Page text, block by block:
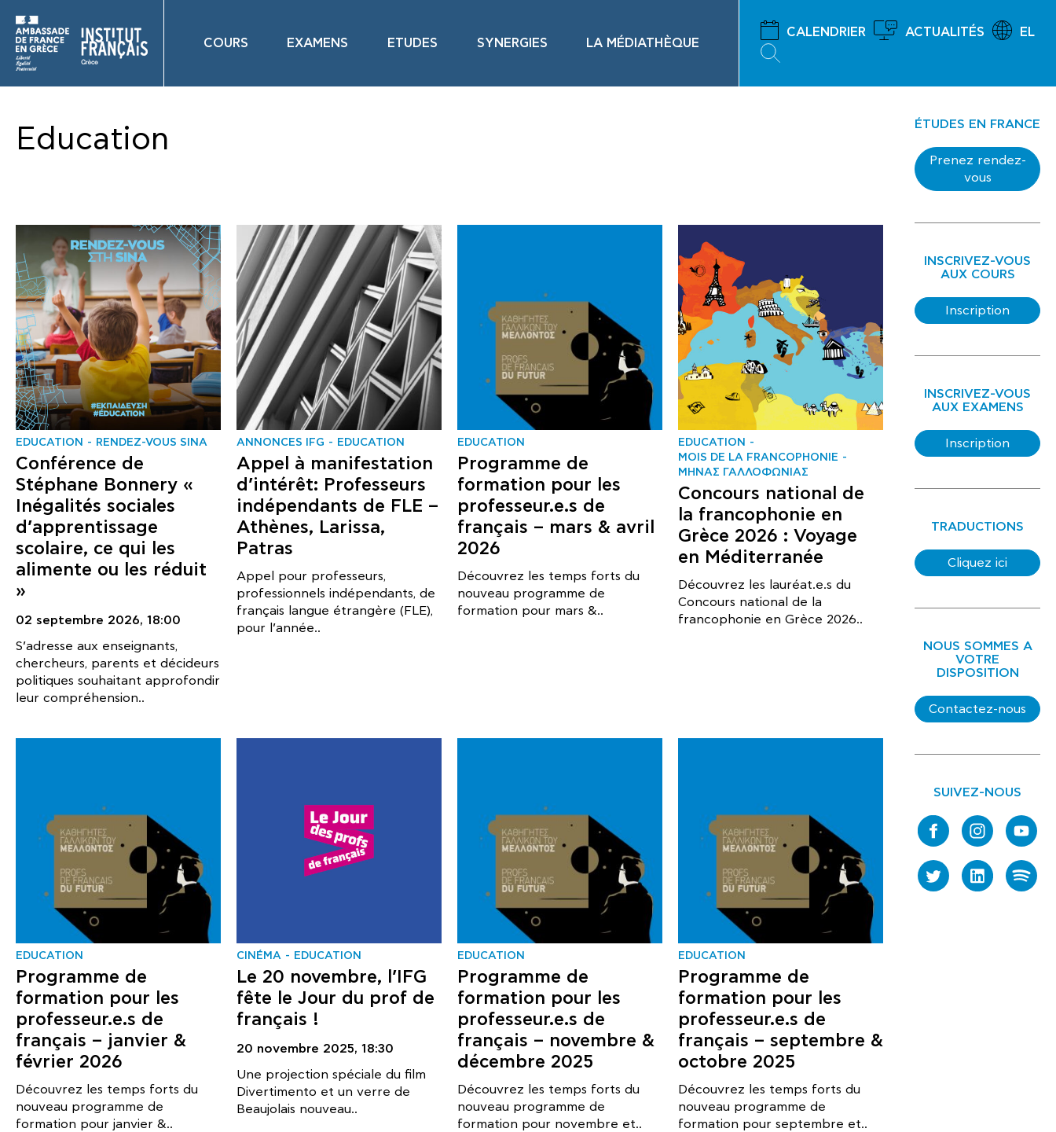
COURS EXAMENS ETUDES SYNERGIES LA MÉDIATHÈQUE
CALENDRIER ACTUALITÉS EL
Education
EDUCATION RENDEZ-VOUS SINA
Conférence de
Stéphane Bonnery «
Inégalités sociales
d’apprentissage
scolaire, ce qui les
alimente ou les réduit
»
02 septembre 2026, 18:00
S’adresse aux enseignants,
chercheurs, parents et décideurs
politiques souhaitant approfondir
leur compréhension..
ANNONCES IFG EDUCATION
Appel à manifestation
d’intérêt: Professeurs
indépendants de FLE –
Athènes, Larissa,
Patras
Appel pour professeurs,
professionnels indépendants, de
français langue étrangère (FLE),
pour l’année..
EDUCATION
Programme de
formation pour les
professeur.e.s de
français – mars & avril
2026
Découvrez les temps forts du
nouveau programme de
formation pour mars &..
EDUCATION
MOIS DE LA FRANCOPHONIE
ΜΗΝΑΣ ΓΑΛΛΟΦΩΝΙΑΣ
Concours national de
la francophonie en
Grèce 2026 : Voyage
en Méditerranée
Découvrez les lauréat.e.s du
Concours national de la
francophonie en Grèce 2026..
EDUCATION
Programme de
formation pour les
professeur.e.s de
français – janvier &
février 2026
Découvrez les temps forts du
nouveau programme de
formation pour janvier &..
CINÉMA EDUCATION
Le 20 novembre, l’IFG
fête le Jour du prof de
français !
20 novembre 2025, 18:30
Une projection spéciale du film
Divertimento et un verre de
Beaujolais nouveau..
EDUCATION
Programme de
formation pour les
professeur.e.s de
français – novembre &
décembre 2025
Découvrez les temps forts du
nouveau programme de
formation pour novembre et..
EDUCATION
Programme de
formation pour les
professeur.e.s de
français – septembre &
octobre 2025
Découvrez les temps forts du
nouveau programme de
formation pour septembre et..
ÉTUDES EN FRANCE
Prenez rendez-
vous
INSCRIVEZ-VOUS
AUX COURS
Inscription
INSCRIVEZ-VOUS
AUX EXAMENS
Inscription
TRADUCTIONS
Cliquez ici
NOUS SOMMES A
VOTRE
DISPOSITION
Contactez-nous
SUIVEZ-NOUS